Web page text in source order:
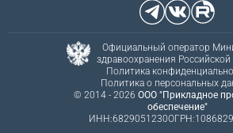
Политика
Политика о персональных
© 2014 - 2026 ООО "Прикладное
обеспечение"
ИНН:6829051230
Официальный оператор
здравоохранения